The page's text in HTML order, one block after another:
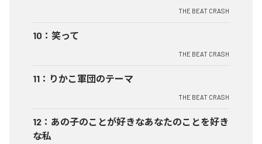
THE BEAT CRASH
10 ： 笑って
THE BEAT CRASH
11 ： りかこ軍団のテーマ
THE BEAT CRASH
12 ： あの子のことが好きなあなたのことを好き
な私